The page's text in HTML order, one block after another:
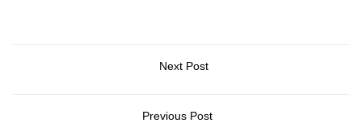
Next Post
Previous Post